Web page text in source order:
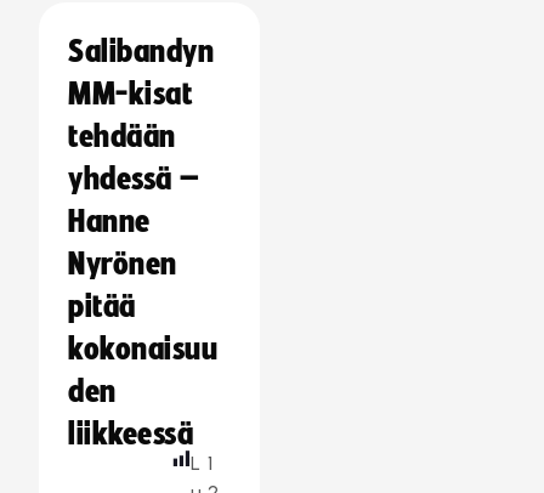
Salibandyn
MM-kisat
tehdään
yhdessä –
Hanne
Nyrönen
pitää
kokonaisuu
den
liikkeessä
L 1